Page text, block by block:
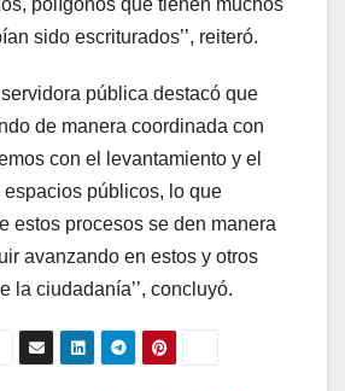
sido escriturados’’, reiteró.
pública destacó que
de manera coordinada con
con el levantamiento y el
espacios públicos, lo que
estos procesos se den manera
avanzando en estos y otros
la ciudadanía’’, concluyó.